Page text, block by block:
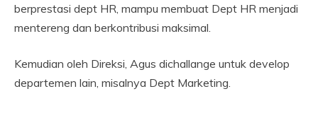
berprestasi dept HR, mampu membuat Dept HR menjadi
mentereng dan berkontribusi maksimal.
Kemudian oleh Direksi, Agus dichallange untuk develop
departemen lain, misalnya Dept Marketing.